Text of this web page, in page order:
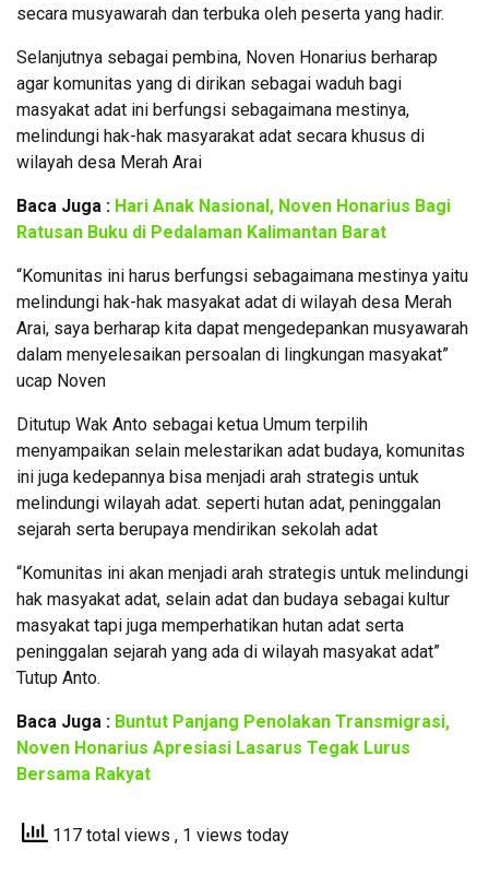
secara musyawarah dan terbuka oleh peserta yang hadir.
Selanjutnya sebagai pembina, Noven Honarius berharap
agar komunitas yang di dirikan sebagai waduh bagi
masyakat adat ini berfungsi sebagaimana mestinya,
melindungi hak-hak masyarakat adat secara khusus di
wilayah desa Merah Arai
Baca Juga : Hari Anak Nasional, Noven Honarius Bagi
Ratusan Buku di Pedalaman Kalimantan Barat
“Komunitas ini harus berfungsi sebagaimana mestinya yaitu
melindungi hak-hak masyakat adat di wilayah desa Merah
Arai, saya berharap kita dapat mengedepankan musyawarah
dalam menyelesaikan persoalan di lingkungan masyakat”
ucap Noven
Ditutup Wak Anto sebagai ketua Umum terpilih
menyampaikan selain melestarikan adat budaya, komunitas
ini juga kedepannya bisa menjadi arah strategis untuk
melindungi wilayah adat. seperti hutan adat, peninggalan
sejarah serta berupaya mendirikan sekolah adat
“Komunitas ini akan menjadi arah strategis untuk melindungi
hak masyakat adat, selain adat dan budaya sebagai kultur
masyakat tapi juga memperhatikan hutan adat serta
peninggalan sejarah yang ada di wilayah masyakat adat”
Tutup Anto.
Baca Juga : Buntut Panjang Penolakan Transmigrasi,
Noven Honarius Apresiasi Lasarus Tegak Lurus
Bersama Rakyat
117 total views , 1 views today